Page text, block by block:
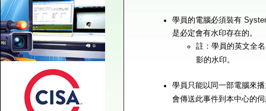
學員的電腦必須裝有
是必定會有水印存在的。
註：學員的英文全
影的水印。
學員只能以同一部電腦來
會傳送此事件到本中心的